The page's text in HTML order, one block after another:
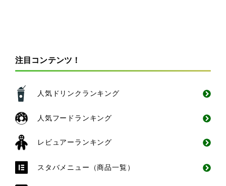
注目コンテンツ！
人気ドリンクランキング
人気フードランキング
レビュアーランキング
スタバメニュー（商品一覧）